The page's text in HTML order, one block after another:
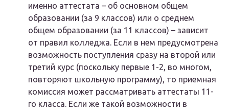
именно аттестата – об основном общем
образовании (за 9 классов) или о среднем
общем образовании (за 11 классов) – зависит
от правил колледжа. Если в нем предусмотрена
возможность поступления сразу на второй или
третий курс (поскольку первые 1-2, во многом,
повторяют школьную программу), то приемная
комиссия может рассматривать аттестаты 11-
го класса. Если же такой возможности в